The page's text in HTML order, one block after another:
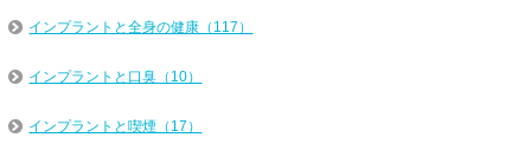
インプラントと全身の健康（117）
インプラントと口臭（10）
インプラントと喫煙（17）